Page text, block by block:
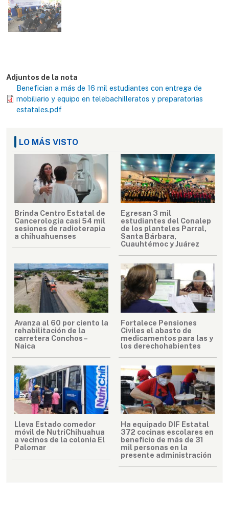
Adjuntos de la nota
Benefician a más de 16 mil estudiantes con entrega de
mobiliario y equipo en telebachilleratos y preparatorias
estatales.pdf
LO MÁS VISTO
Brinda Centro Estatal de
Cancerología casi 54 mil
sesiones de radioterapia
a chihuahuenses
Egresan 3 mil
estudiantes del Conalep
de los planteles Parral,
Santa Bárbara,
Cuauhtémoc y Juárez
Avanza al 60 por ciento la
rehabilitación de la
carretera Conchos–
Naica
Fortalece Pensiones
Civiles el abasto de
medicamentos para las y
los derechohabientes
Lleva Estado comedor
móvil de NutriChihuahua
a vecinos de la colonia El
Palomar
Ha equipado DIF Estatal
372 cocinas escolares en
beneficio de más de 31
mil personas en la
presente administración